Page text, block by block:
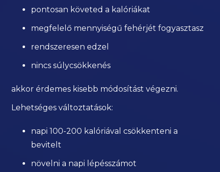
pontosan követed a kalóriákat
megfelelő mennyiségű fehérjét fogyasztasz
rendszeresen edzel
nincs súlycsökkenés
akkor érdemes kisebb módosítást végezni.
Lehetséges változtatások:
napi 100-200 kalóriával csökkenteni a
bevitelt
növelni a napi lépésszámot